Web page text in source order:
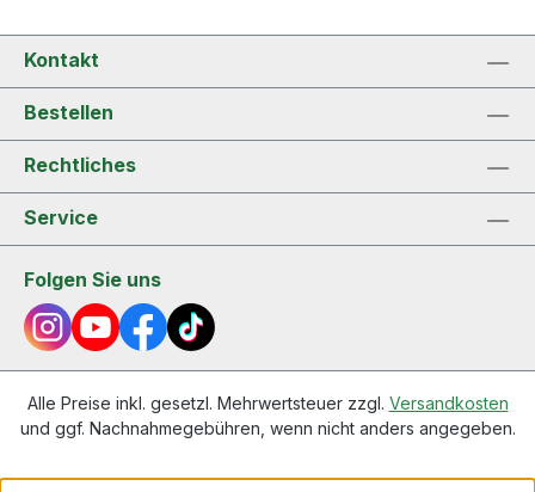
Kontakt
Bestellen
Rechtliches
Service
Folgen Sie uns
Alle Preise inkl. gesetzl. Mehrwertsteuer zzgl. Versandkosten
und ggf. Nachnahmegebühren, wenn nicht anders angegeben.